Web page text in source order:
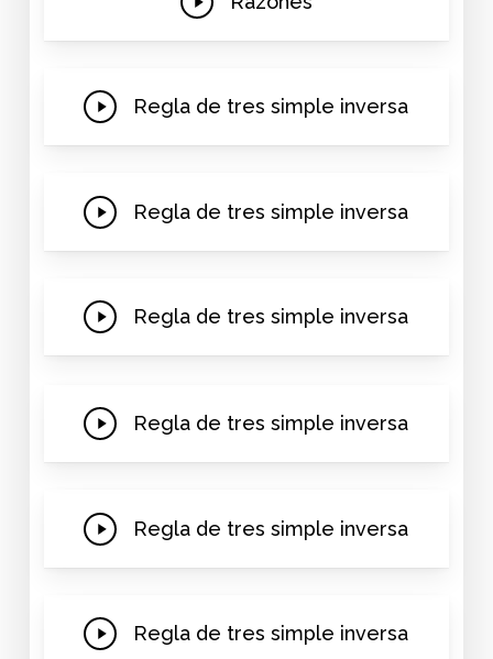
Play
Regla de tres simple inversa
Play
Regla de tres simple inversa
Play
Regla de tres simple inversa
Play
Regla de tres simple inversa
Play
Regla de tres simple inversa
Play
Regla de tres simple inversa